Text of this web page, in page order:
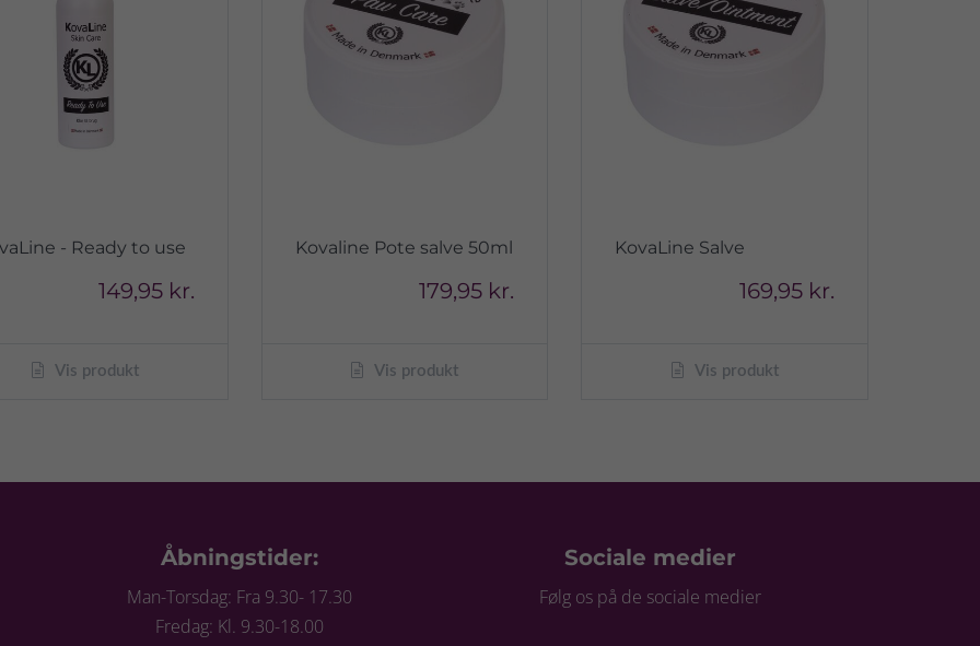
- Ready to use
149,95 kr.
Vis produkt
Kovaline Pote salve 50ml
179,95 kr.
Vis produkt
KovaLine Salve
169,95 kr.
Vis produkt
Åbningstider:
Man-Torsdag: Fra 9.30- 17.30
Fredag: Kl. 9.30-18.00
Sociale medier
Følg os på de sociale medier